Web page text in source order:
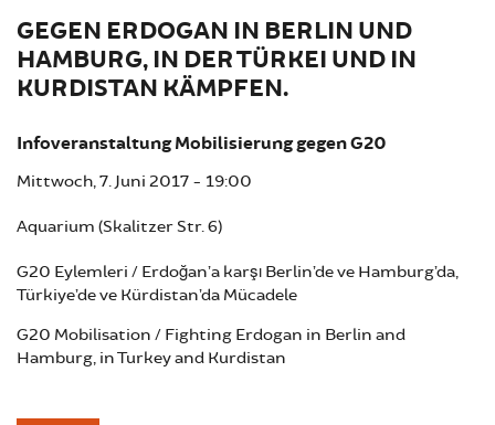
GEGEN ERDOGAN IN BERLIN UND
HAMBURG, IN DER TÜRKEI UND IN
KURDISTAN KÄMPFEN.
Infoveranstaltung Mobilisierung gegen G20
Mittwoch, 7. Juni 2017 - 19:00
Aquarium (Skalitzer Str. 6)
G20 Eylemleri / Erdoğan’a karşı Berlin’de ve Hamburg’da,
Türkiye’de ve Kürdistan’da Mücadele
G20 Mobilisation / Fighting Erdogan in Berlin and
Hamburg, in Turkey and Kurdistan